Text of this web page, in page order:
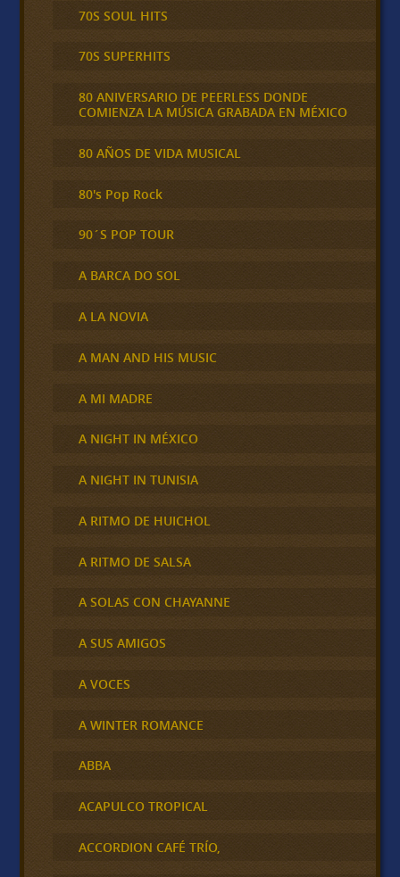
70S SOUL HITS
70S SUPERHITS
80 ANIVERSARIO DE PEERLESS DONDE
COMIENZA LA MÚSICA GRABADA EN MÉXICO
80 AÑOS DE VIDA MUSICAL
80's Pop Rock
90´S POP TOUR
A BARCA DO SOL
A LA NOVIA
A MAN AND HIS MUSIC
A MI MADRE
A NIGHT IN MÉXICO
A NIGHT IN TUNISIA
A RITMO DE HUICHOL
A RITMO DE SALSA
A SOLAS CON CHAYANNE
A SUS AMIGOS
A VOCES
A WINTER ROMANCE
ABBA
ACAPULCO TROPICAL
ACCORDION CAFÉ TRÍO,